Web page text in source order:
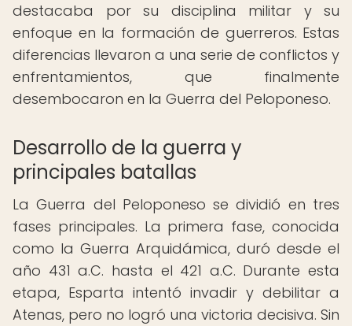
destacaba por su disciplina militar y su
enfoque en la formación de guerreros. Estas
diferencias llevaron a una serie de conflictos y
enfrentamientos, que finalmente
desembocaron en la Guerra del Peloponeso.
Desarrollo de la guerra y
principales batallas
La Guerra del Peloponeso se dividió en tres
fases principales. La primera fase, conocida
como la Guerra Arquidámica, duró desde el
año 431 a.C. hasta el 421 a.C. Durante esta
etapa, Esparta intentó invadir y debilitar a
Atenas, pero no logró una victoria decisiva. Sin